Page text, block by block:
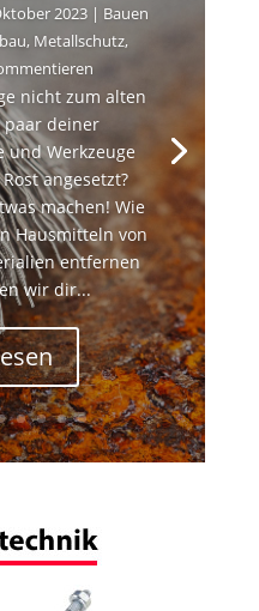
2023| Bauen
, Metallschutz,
nicht zum alten
paar deiner
und Werkzeuge
angesetzt?
machen! Wie
Hausmitteln von
entfernen
wir dir...